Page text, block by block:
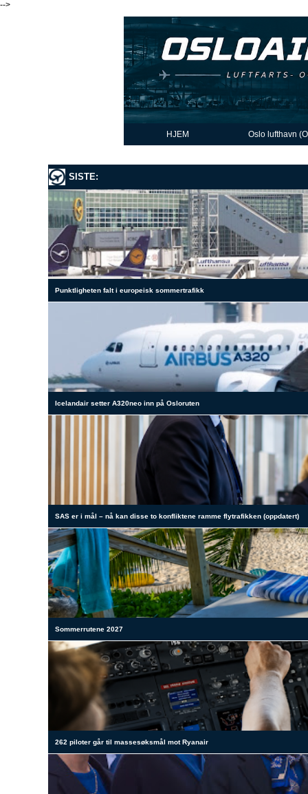
-->
HJEM Oslo lufthavn
SISTE:
Punktligheten falt i europeisk sommertrafikk
Icelandair setter A320neo inn på Osloruten
SAS er i mål – nå kan disse to konfliktene ramme flytrafikken (oppdatert)
Sommerrutene 2027
262 piloter går til massesøksmål mot Ryanair